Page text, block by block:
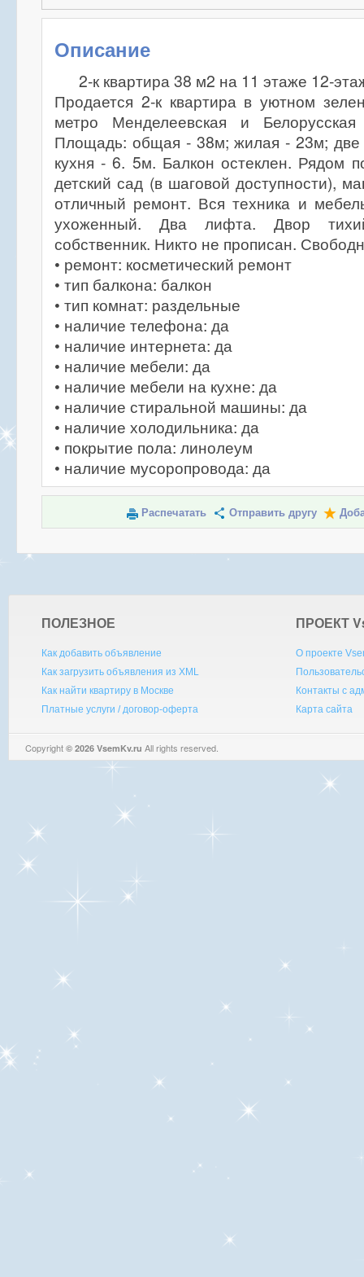
Описание
2-к квартира 38 м2 на 11 этаже 12-
Продается 2-к квартира в уютном
метро Менделеевская и
Площадь: общая - 38м; жилая - 23м;
кухня - 6. 5м. Балкон остеклен. Рядом
детский сад (в шаговой доступности),
отличный ремонт. Вся техника и
ухоженный. Два лифта. Двор
собственник. Никто не прописан.
• ремонт: косметический ремонт
• тип балкона: балкон
• тип комнат: раздельные
• наличие телефона: да
• наличие интернета: да
• наличие мебели: да
• наличие мебели на кухне: да
• наличие стиральной машины: да
• наличие холодильника: да
• покрытие пола: линолеум
• наличие мусоропровода: да
Распечатать Отправить другу
ПОЛЕЗНОЕ
Как добавить объявление
Как загрузить объявления из XML
Как найти квартиру в Москве
Платные услуги / договор-оферта
ПРОЕКТ V
О проекте
Контакты с
Карта сайта
Copyright © 2026 VsemKv.ru All rights reserved.